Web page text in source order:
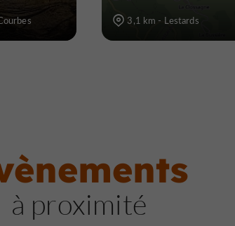
3,1 km - Lestards
à proximité